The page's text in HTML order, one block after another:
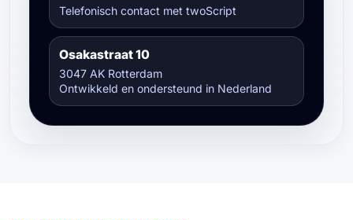
Telefonisch contact met twoScript
Osakastraat 10
3047 AK Rotterdam
Ontwikkeld en ondersteund in Nederland